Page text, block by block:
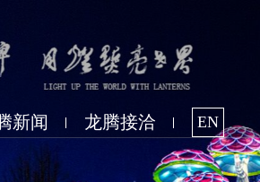
新闻 龙腾接洽 EN